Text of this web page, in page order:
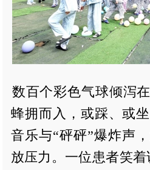
数百个彩色气球倾泻
蜂拥而入，或踩、或
音乐与“砰砰”爆炸声
放压力。一位患者笑